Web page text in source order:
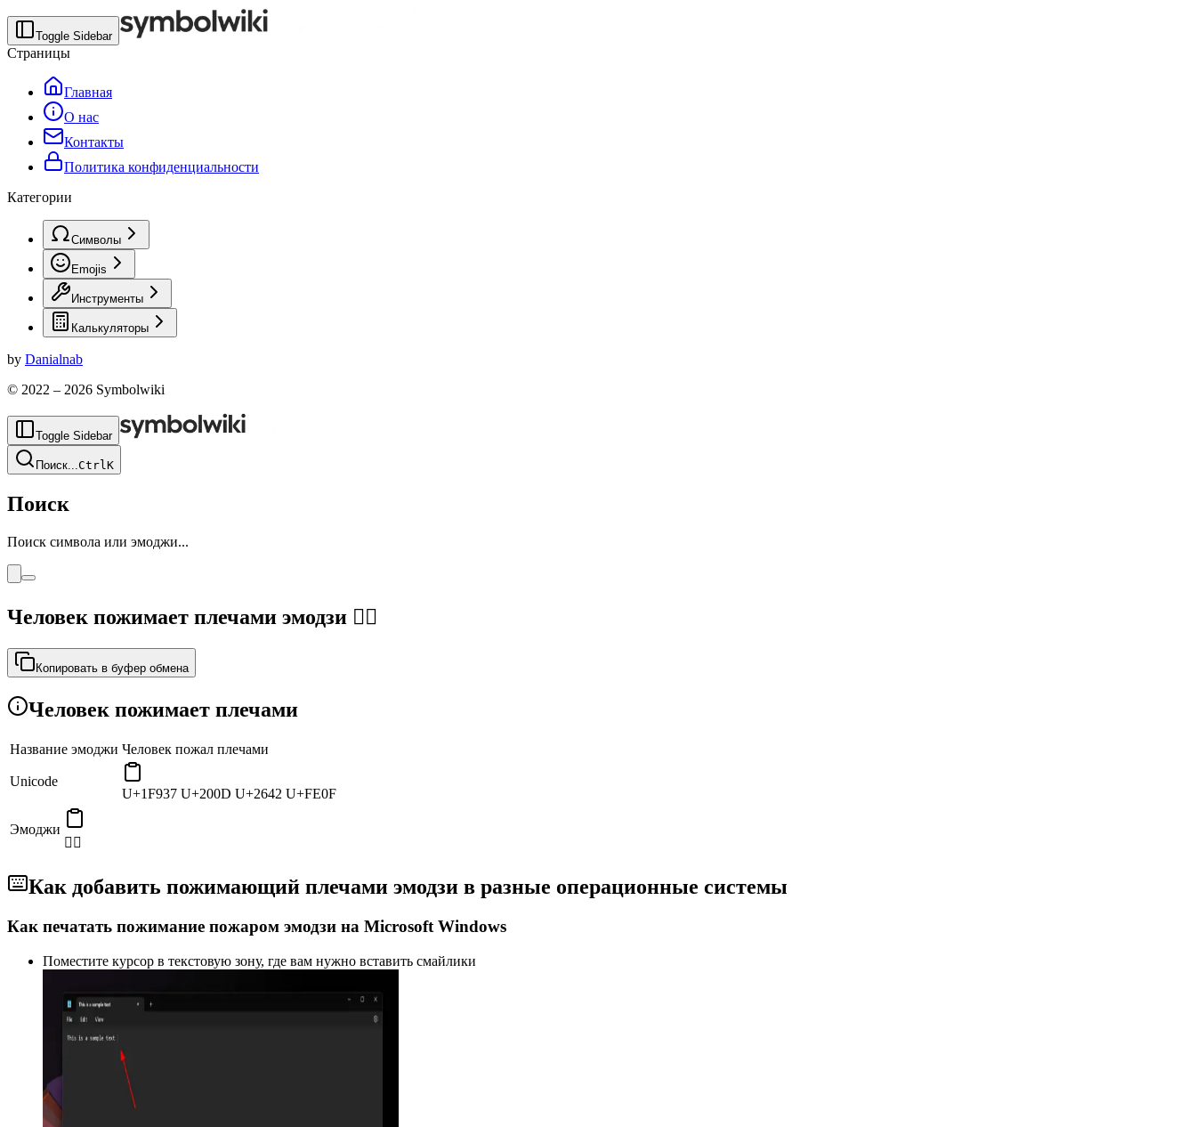
Toggle Sidebar
Страницы
Главная
О нас
Контакты
Политика конфиденциальности
Категории
Символы
Emojis
Инструменты
Калькуляторы
by Danialnab
© 2022 – 2026 Symbolwiki
Toggle Sidebar
Поиск...CtrlK
Поиск
Поиск символа или эмоджи...
Человек пожимает плечами эмодзи 🤷‍♂️
Копировать в буфер обмена
Человек пожимает плечами
Название эмоджи Человек пожал плечами
Unicode
U+1F937 U+200D U+2642 U+FE0F
Эмоджи
🤷‍♂️
Как добавить пожимающий плечами эмодзи в разные операционные системы
Как печатать пожимание пожаром эмодзи на Microsoft Windows
Поместите курсор в текстовую зону, где вам нужно вставить смайлики